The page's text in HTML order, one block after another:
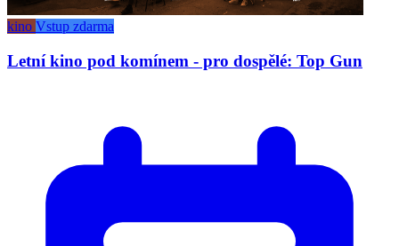
kino Vstup zdarma
Letní kino pod komínem - pro dospělé: Top Gun